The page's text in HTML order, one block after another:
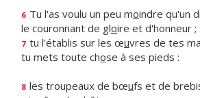
6 Tu l'as voulu un peu moindre qu'un
le couronnant de gloire et d'honneur ;
7 tu l'établis sur les œuvres de tes
tu mets toute chose à ses pieds :
8 les troupeaux de bœufs et de